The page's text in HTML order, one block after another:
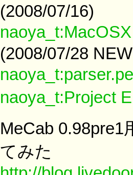
(2008/07/16)
(2008/07/28
naoya_t:Project
MeCab
てみた